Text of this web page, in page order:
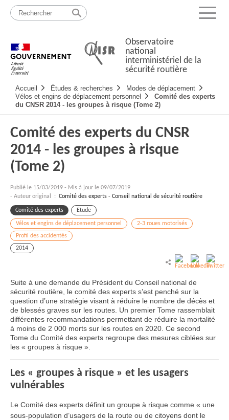
Passer
contenu
Menu
Observatoire
national
interministériel de la
sécurité routière
principale
Accueil Études & recherches
Modes de déplacement
Vélos et engins de déplacement personnel
Comité des experts
du CNSR 2014 - les groupes à risque (Tome 2)
Comité des experts du CNSR
2014 - les groupes à risque
(Tome 2)
Publié le 15/03/2019 - Mis à jour le 09/07/2019
- Auteur original : Comité des experts - Conseil national de sécurité routière
Comité des experts Etude
Vélos et engins de déplacement personnel
2-3 roues motorisés
Profil des accidentés
2014
Suite à une demande du Président du Conseil national de
sécurité routière, le comité des experts s’est penché sur la
question d’une stratégie visant à réduire le nombre de décès et
de blessés graves sur les routes. Un premier Tome rassemblait
différentes recommandations permettant de réduire la mortalité
à moins de 2 000 morts sur les routes en 2020. Ce second
Tome du Comité des experts regroupe des mesures ciblées sur
les « groupes à risque ».
Les « groupes à risque » et les usagers
vulnérables
Le Comité des experts définit un groupe à risque comme « une
sous-population d’usagers de la route ou de citoyens dont le